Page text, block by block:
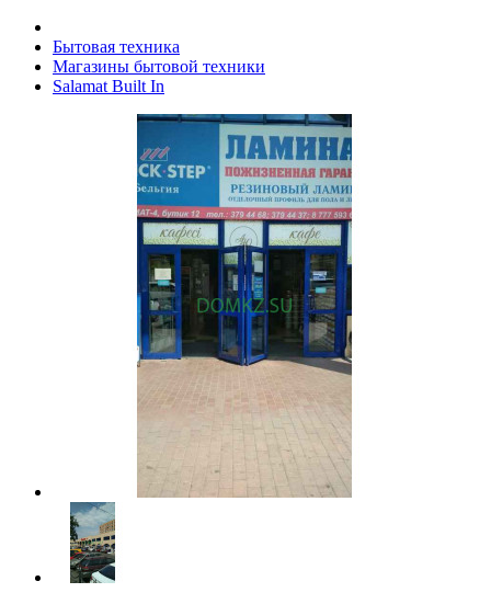
Бытовая техника
Магазины бытовой техники
Salamat Built In